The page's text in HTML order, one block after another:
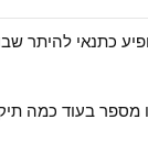
מספר בעוד כמה